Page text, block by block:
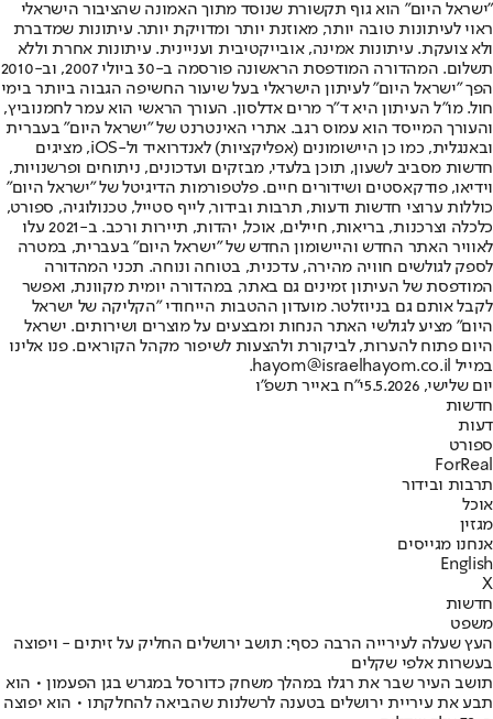
"ישראל היום" הוא גוף תקשורת שנוסד מתוך האמונה שהציבור הישראלי
ראוי לעיתונות טובה יותר, מאוזנת יותר ומדויקת יותר. עיתונות שמדברת
ולא צועקת. עיתונות אמינה, אובייקטיבית ועניינית. עיתונות אחרת וללא
תשלום. המהדורה המודפסת הראשונה פורסמה ב-30 ביולי 2007, וב-2010
הפך "ישראל היום" לעיתון הישראלי בעל שיעור החשיפה הגבוה ביותר בימי
חול. מו"ל העיתון היא ד"ר מרים אדלסון. העורך הראשי הוא עמר לחמנוביץ,
והעורך המייסד הוא עמוס רגב. אתרי האינטרנט של "ישראל היום" בעברית
ובאנגלית, כמו כן היישומונים (אפליקציות) לאנדרואיד ול-iOS, מציגים
חדשות מסביב לשעון, תוכן בלעדי, מבזקים ועדכונים, ניתוחים ופרשנויות,
וידיאו, פודקאסטים ושידורים חיים. פלטפורמות הדיגיטל של "ישראל היום"
כוללות ערוצי חדשות ודעות, תרבות ובידור, לייף סטייל, טכנולוגיה, ספורט,
כלכלה וצרכנות, בריאות, חיילים, אוכל, יהדות, תיירות ורכב. ב-2021 עלו
לאוויר האתר החדש והיישומון החדש של "ישראל היום" בעברית, במטרה
לספק לגולשים חוויה מהירה, עדכנית, בטוחה ונוחה. תכני המהדורה
המודפסת של העיתון זמינים גם באתר, במהדורה יומית מקוונת, ואפשר
לקבל אותם גם בניוזלטר. מועדון ההטבות הייחודי "הקליקה של ישראל
היום" מציע לגולשי האתר הנחות ומבצעים על מוצרים ושירותים. ישראל
היום פתוח להערות, לביקורת ולהצעות לשיפור מקהל הקוראים. פנו אלינו
במייל hayom@israelhayom.co.il.
יום שלישי, 5.5.2026
י"ח באייר תשפ"ו
חדשות
דעות
ספורט
ForReal
תרבות ובידור
אוכל
מגזין
אנחנו מגייסים
English
X
חדשות
משפט
העץ שעלה לעירייה הרבה כסף: תושב ירושלים החליק על זיתים - ויפוצה
בעשרות אלפי שקלים
תושב העיר שבר את רגלו במהלך משחק כדורסל במגרש בגן הפעמון • הוא
תבע את עיריית ירושלים בטענה לרשלנות שהביאה להחלקתו • הוא יפוצה